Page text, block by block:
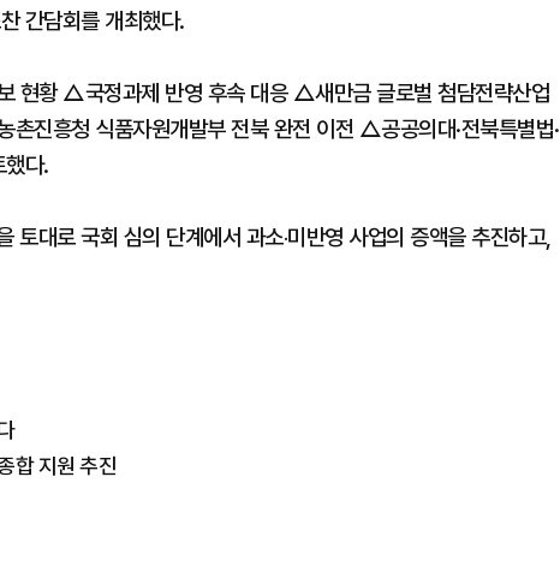
간담회를 개최했다.
현황 △국정과제 반영 후속 대응 △새만금 글로벌 첨담전략산업
진흥청 식품자원개발부 전북 완전 이전 △공공의대·전북특별법·
했다.
토대로 국회 심의 단계에서 과소‧미반영 사업의 증액을 추진하고,
합 지원 추진